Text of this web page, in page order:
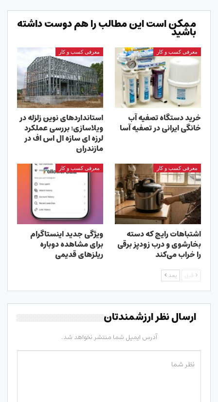
ممکن است این مطالب را هم دوست داشته
باشید
معرفی کسب و کار
خرید دستگاه تصفیه آب
خانگی ایرانی در تصفیه آسا
معرفی کسب و کار
استانداردهای نوین زلزله در
ویلاسازی؛ بررسی عملکرد
لرزه ای سازه ال اس اف در
مازندران
معرفی کسب و کار
اشتباهات رایج که دسته
بخارشوی و درب زودپز برقی
را خراب می‌کند
معرفی کسب و کار
ویژگی جدید اینستاگرام
برای مشاهده دوباره
ریلزهای قدیمی
قبل بعد
ارسال نظر ارزشمندتان
آدرس ایمیل شما منتشر نخواهد شد.